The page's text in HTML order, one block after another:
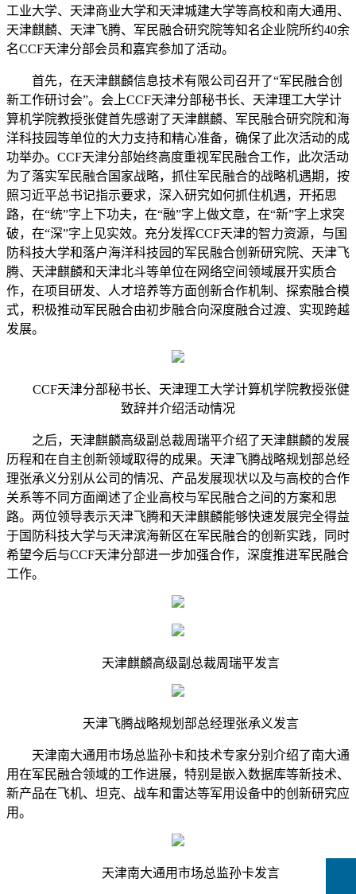
工业大学、天津商业大学和天津城建大学等高校和南大通用、
天津麒麟、天津飞腾、军民融合研究院等知名企业院所约40余
名CCF天津分部会员和嘉宾参加了活动。
首先，在天津麒麟信息技术有限公司召开了“军民融合创
新工作研讨会”。会上CCF天津分部秘书长、天津理工大学计
算机学院教授张健首先感谢了天津麒麟、军民融合研究院和海
洋科技园等单位的大力支持和精心准备，确保了此次活动的成
功举办。CCF天津分部始终高度重视军民融合工作，此次活动
为了落实军民融合国家战略，抓住军民融合的战略机遇期，按
照习近平总书记指示要求，深入研究如何抓住机遇，开拓思
路，在“统”字上下功夫，在“融”字上做文章，在“新”字上求突
破，在“深”字上见实效。充分发挥CCF天津的智力资源，与国
防科技大学和落户海洋科技园的军民融合创新研究院、天津飞
腾、天津麒麟和天津北斗等单位在网络空间领域展开实质合
作，在项目研发、人才培养等方面创新合作机制、探索融合模
式，积极推动军民融合由初步融合向深度融合过渡、实现跨越
发展。
CCF天津分部秘书长、天津理工大学计算机学院教授张健
致辞并介绍活动情况
之后，天津麒麟高级副总裁周瑞平介绍了天津麒麟的发展
历程和在自主创新领域取得的成果。天津飞腾战略规划部总经
理张承义分别从公司的情况、产品发展现状以及与高校的合作
关系等不同方面阐述了企业高校与军民融合之间的方案和思
路。两位领导表示天津飞腾和天津麒麟能够快速发展完全得益
于国防科技大学与天津滨海新区在军民融合的创新实践，同时
希望今后与CCF天津分部进一步加强合作，深度推进军民融合
工作。
天津麒麟高级副总裁周瑞平发言
天津飞腾战略规划部总经理张承义发言
天津南大通用市场总监孙卡和技术专家分别介绍了南大通
用在军民融合领域的工作进展，特别是嵌入数据库等新技术、
新产品在飞机、坦克、战车和雷达等军用设备中的创新研究应
用。
天津南大通用市场总监孙卡发言